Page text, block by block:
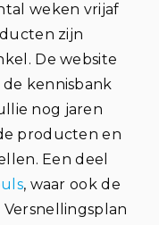
weken vrijaf
zijn
De website
kennisbank
nog jaren
producten en
Een deel
, waar ook de